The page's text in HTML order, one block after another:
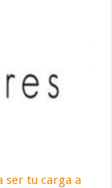
ser tu carga a